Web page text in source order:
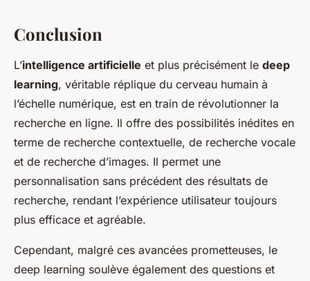
Conclusion
L’intelligence artificielle et plus précisément le deep
learning, véritable réplique du cerveau humain à
l’échelle numérique, est en train de révolutionner la
recherche en ligne. Il offre des possibilités inédites en
terme de recherche contextuelle, de recherche vocale
et de recherche d’images. Il permet une
personnalisation sans précédent des résultats de
recherche, rendant l’expérience utilisateur toujours
plus efficace et agréable.
Cependant, malgré ces avancées prometteuses, le
deep learning soulève également des questions et